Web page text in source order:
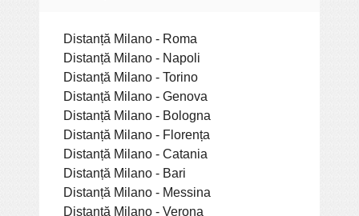
Distanță Milano - Roma
Distanță Milano - Napoli
Distanță Milano - Torino
Distanță Milano - Genova
Distanță Milano - Bologna
Distanță Milano - Florența
Distanță Milano - Catania
Distanță Milano - Bari
Distanță Milano - Messina
Distanță Milano - Verona